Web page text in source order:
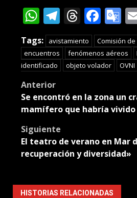
WhatsApp
Telegram
Tags: avistamiento Comisión de
encuentros
fenómenos aéreos
identificado
objeto volador OVNI
Post
navigation
Anterior
Se encontró en la zona un
mamífero que habría vivido
Siguiente
El teatro de verano en Mar
recuperación y diversidad»
HISTORIAS RELACIONADAS